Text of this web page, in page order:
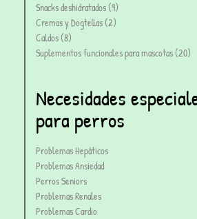
Snacks deshidratados 9
Cremas y Dogtellas 2
Caldos 8
Suplementos funcionales para mascotas 20
Necesidades
para perros
Problemas Hepáticos
Problemas Ansiedad
Perros Seniors
Problemas Renales
Problemas Cardio